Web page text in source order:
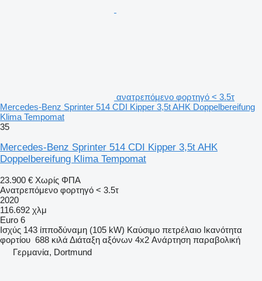
ανατρεπόμενο φορτηγό < 3.5τ
Mercedes-Benz Sprinter 514 CDI Kipper 3,5t AHK Doppelbereifung
Klima Tempomat
35
Mercedes-Benz Sprinter 514 CDI Kipper 3,5t AHK
Doppelbereifung Klima Tempomat
23.900 € Χωρίς ΦΠΑ
Ανατρεπόμενο φορτηγό < 3.5τ
2020
116.692 χλμ
Euro 6
Ισχύς 143 ίπποδύναμη (105 kW) Καύσιμο πετρέλαιο Ικανότητα
φορτίου 688 κιλά Διάταξη αξόνων 4x2 Ανάρτηση παραβολική
Γερμανία, Dortmund